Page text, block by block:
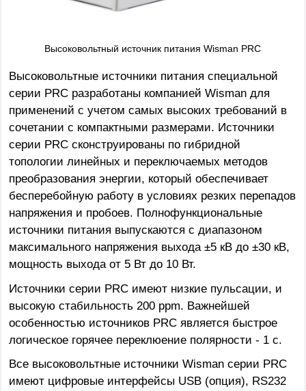
Высоковольтный источник питания Wisman PRC
Высоковольтные источники питания специальной
серии PRC разработаны компанией Wisman для
применений с учетом самых высоких требований в
сочетании с компактными размерами. Источники
серии PRC сконструированы по гибридной
топологии линейных и переключаемых методов
преобразования энергии, который обеспечивает
бесперебойную работу в условиях резких перепадов
напряжения и пробоев. Полнофункциональные
источники питания выпускаются с диапазоном
максимального напряжения выхода ±5 кВ до ±30 кВ,
мощность выхода от 5 Вт до 10 Вт.
Источники серии PRC имеют низкие пульсации, и
высокую стабильность 200 ppm. Важнейшей
особенностью источников PRC является быстрое
логическое горячее переклюение полярности - 1 с.
Все высоковольтные источники Wisman серии PRC
имеют цифровые интерфейсы USB (опция), RS232